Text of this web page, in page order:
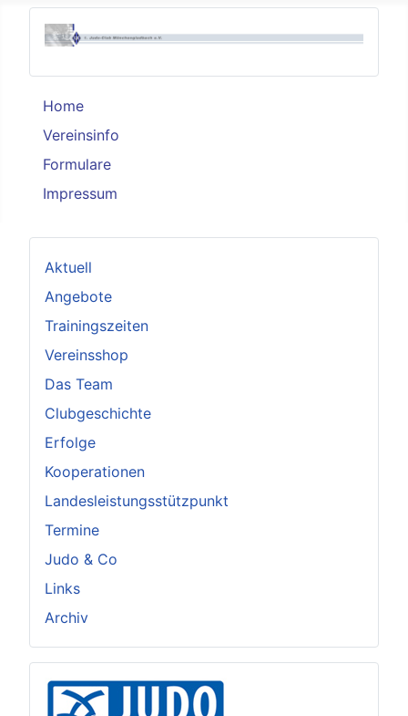
Home
Vereinsinfo
Formulare
Impressum
Aktuell
Angebote
Trainingszeiten
Vereinsshop
Das Team
Clubgeschichte
Erfolge
Kooperationen
Landesleistungsstützpunkt
Termine
Judo & Co
Links
Archiv